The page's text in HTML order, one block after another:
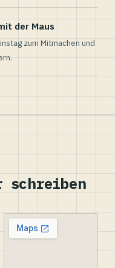
der Maus
zum Mitmachen und
schreiben